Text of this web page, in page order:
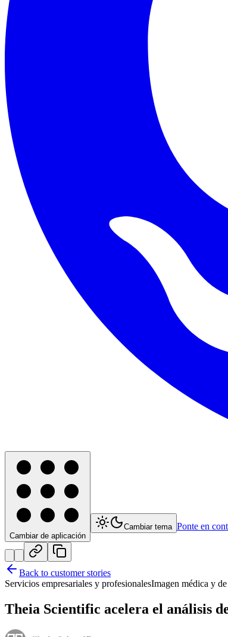
Cambiar de aplicación
Cambiar tema Ponte en
Back to customer stories
Servicios empresariales y profesionalesImagen médica y
Theia Scientific acelera el análisis